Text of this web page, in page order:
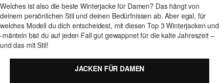
Welches ist also die beste Winterjacke für Damen? Das hängt von
deinem persönlichen Stil und deinen Bedürfnissen ab. Aber egal, für
welches Modell du dich entscheidest, mit diesen Top 3 Winterjacken und
-mänteln bist du auf jeden Fall gut gewappnet für die kalte Jahreszeit –
und das mit Stil!
JACKEN FÜR DAMEN